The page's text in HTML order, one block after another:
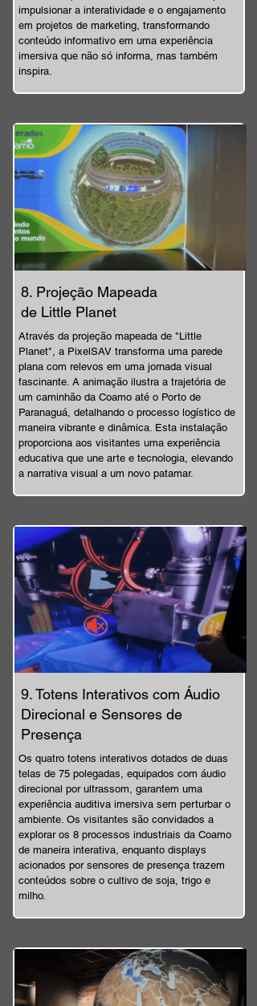
impulsionar a interatividade e o engajamento
em projetos de marketing, transformando
conteúdo informativo em uma experiência
imersiva que não só informa, mas também
inspira.
8. Projeção Mapeada
de Little Planet
Através da projeção mapeada de "Little
Planet", a PixelSAV transforma uma parede
plana com relevos em uma jornada visual
fascinante. A animação ilustra a trajetória de
um caminhão da Coamo até o Porto de
Paranaguá, detalhando o processo logístico de
maneira vibrante e dinâmica. Esta instalação
proporciona aos visitantes uma experiência
educativa que une arte e tecnologia, elevando
a narrativa visual a um novo patamar.
9. Totens Interativos com Áudio
Direcional e Sensores de
Presença
Os quatro totens interativos dotados de duas
telas de 75 polegadas, equipados com áudio
direcional por ultrassom, garantem uma
experiência auditiva imersiva sem perturbar o
ambiente. Os visitantes são convidados a
explorar os 8 processos industriais da Coamo
de maneira interativa, enquanto displays
acionados por sensores de presença trazem
conteúdos sobre o cultivo de soja, trigo e
milho.